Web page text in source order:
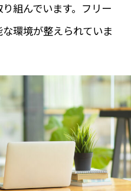
組んでいます。フリー
環境が整えられていま